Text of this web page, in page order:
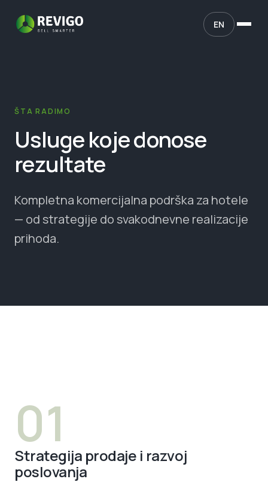
EN
ŠTA RADIMO
Usluge koje donose
rezultate
Kompletna komercijalna podrška za hotele
— od strategije do svakodnevne realizacije
prihoda.
01
Strategija prodaje i razvoj
poslovanja